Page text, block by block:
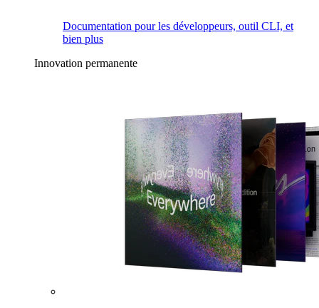
Documentation pour les développeurs, outil CLI, et
bien plus
Innovation permanente